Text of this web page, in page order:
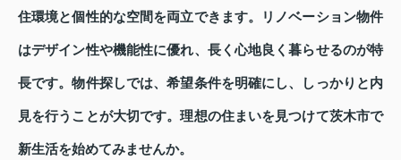
住環境と個性的な空間を両立できます。リノベーション物件
はデザイン性や機能性に優れ、長く心地良く暮らせるのが特
長です。物件探しでは、希望条件を明確にし、しっかりと内
見を行うことが大切です。理想の住まいを見つけて茨木市で
新生活を始めてみませんか。